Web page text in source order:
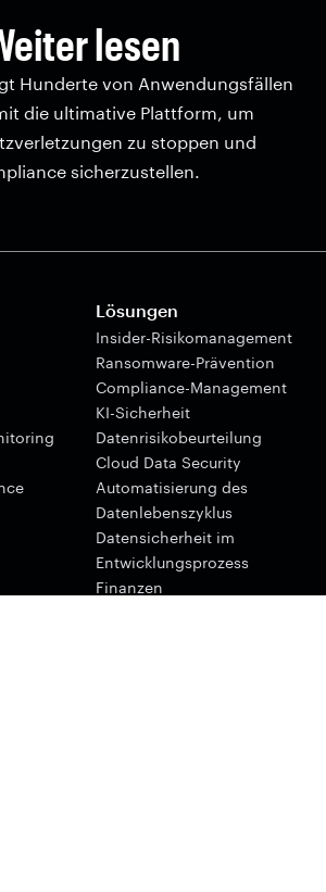
lesen
Hunderte von Anwendungsfällen
die ultimative Plattform, um
zu stoppen und
sicherzustellen.
Lösungen
Insider-Risikomanagement
Ransomware-Prävention
Compliance-Management
KI-Sicherheit
Datenrisikobeurteilung
Cloud Data Security
Automatisierung des
Datenlebenszyklus
Datensicherheit im
Entwicklungsprozess
Finanzen